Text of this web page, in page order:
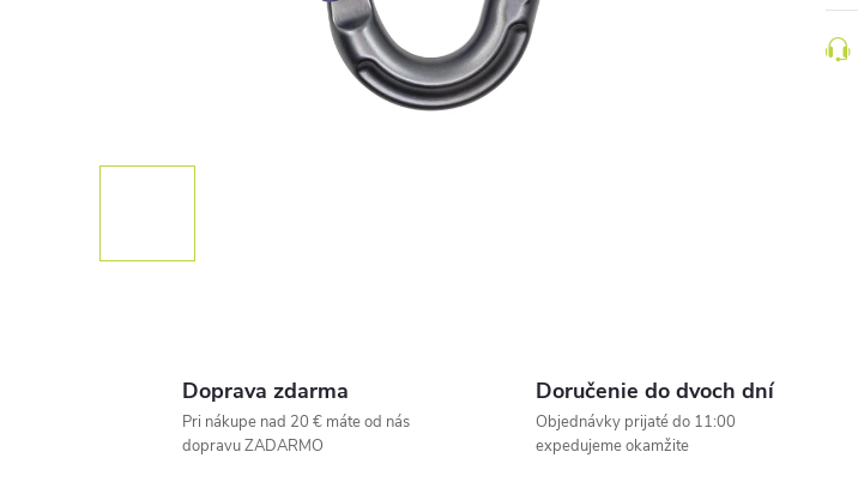
Doprava zdarma
Pri nákupe nad 20 € máte od nás
dopravu ZADARMO
Doručenie do dvoch dní
Objednávky prijaté do 11:00
expedujeme okamžite